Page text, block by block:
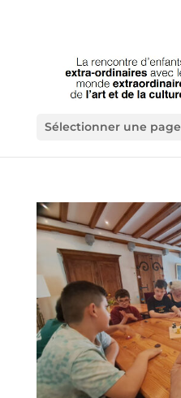
Sélectionner une page